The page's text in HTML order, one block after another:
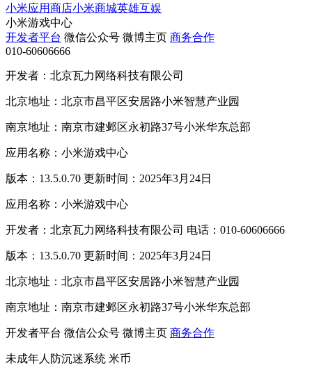
小米应用商店小米商城英雄互娱
小米游戏中心
开发者平台 微信公众号 微博主页 商务合作
010-60606666
开发者：北京瓦力网络科技有限公司
北京地址：北京市昌平区安居路小米智慧产业园
南京地址：南京市建邺区永初路37号小米华东总部
应用名称：小米游戏中心
版本：13.5.0.70 更新时间：2025年3月24日
应用名称：小米游戏中心
开发者：北京瓦力网络科技有限公司 电话：010-60606666
版本：13.5.0.70 更新时间：2025年3月24日
北京地址：北京市昌平区安居路小米智慧产业园
南京地址：南京市建邺区永初路37号小米华东总部
开发者平台 微信公众号 微博主页 商务合作
未成年人防沉迷系统 米币